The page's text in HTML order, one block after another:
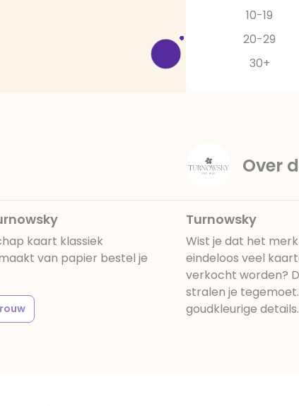
10-19
20-29
30+
kaart klassiek
van papier bestel je
Over
Turnowsky
Wist je dat het merk
eindeloos veel
verkocht worden?
stralen je
goudkleurige details.